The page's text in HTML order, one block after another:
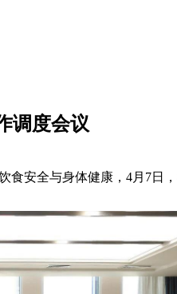
调度会议
安全与身体健康，4月7日